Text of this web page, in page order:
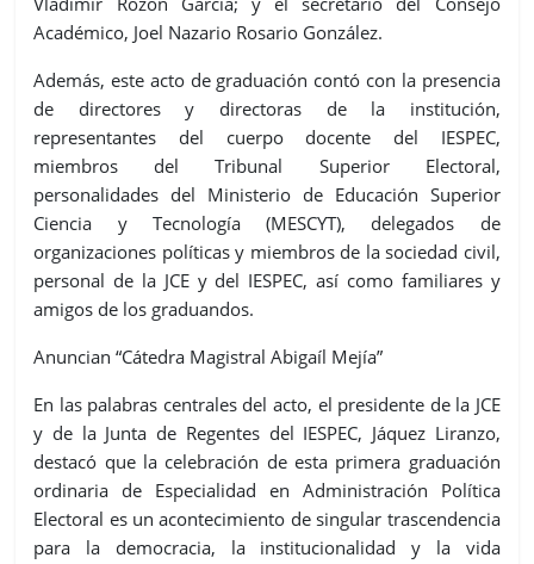
Académico, Joel Nazario Rosario González.
Además, este acto de graduación contó con la presencia
de directores y directoras de la institución,
representantes del cuerpo docente del IESPEC,
miembros del Tribunal Superior Electoral,
personalidades del Ministerio de Educación Superior
Ciencia y Tecnología (MESCYT), delegados de
organizaciones políticas y miembros de la sociedad civil,
personal de la JCE y del IESPEC, así como familiares y
amigos de los graduandos.
Anuncian “Cátedra Magistral Abigaíl Mejía”
En las palabras centrales del acto, el presidente de la JCE
y de la Junta de Regentes del IESPEC, Jáquez Liranzo,
destacó que la celebración de esta primera graduación
ordinaria de Especialidad en Administración Política
Electoral es un acontecimiento de singular trascendencia
para la democracia, la institucionalidad y la vida